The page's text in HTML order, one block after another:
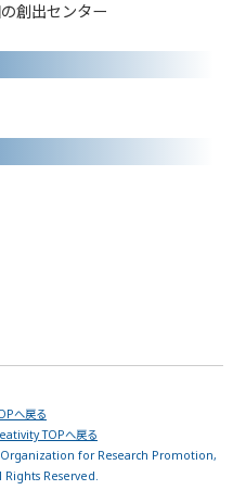
創出センター
へ戻る
TOPへ戻る
for Research Promotion,
Reserved.